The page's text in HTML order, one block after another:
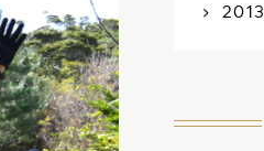
2013